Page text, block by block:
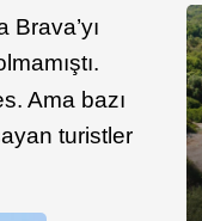
Ama bazı
turistler